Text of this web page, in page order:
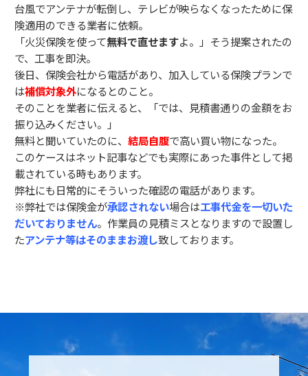
台風でアンテナが転倒し、テレビが映らなくなったために保
険適用のできる業者に依頼。
「火災保険を使って無料で直せますよ。」そう提案されたの
で、工事を即決。
後日、保険会社から電話があり、加入している保険プランで
は補償対象外になるとのこと。
そのことを業者に伝えると、「では、見積書通りの金額をお
振り込みください。」
無料と聞いていたのに、 結局自腹で高い買い物になった。
このケースはネット記事などでも実際にあった事件として掲
載されている時もあります。
弊社にも日常的にそういった確認の電話があります。
※弊社では保険金が承認されない場合は工事代金を一切いた
だいておりません。作業員の見積ミスとなりますので設置し
たアンテナ等はそのままお渡し致しております。